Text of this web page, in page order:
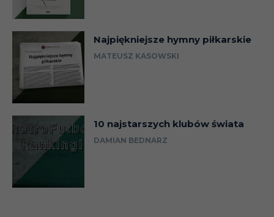
Najpiękniejsze hymny piłkarskie
MATEUSZ KASOWSKI
10 najstarszych klubów świata
DAMIAN BEDNARZ